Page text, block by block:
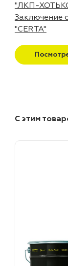
"ЛКП-
Заключение
"CERTA"
С этим